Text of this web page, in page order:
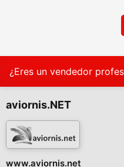
¿Eres un vendedor
aviornis.NET
www.aviornis.net